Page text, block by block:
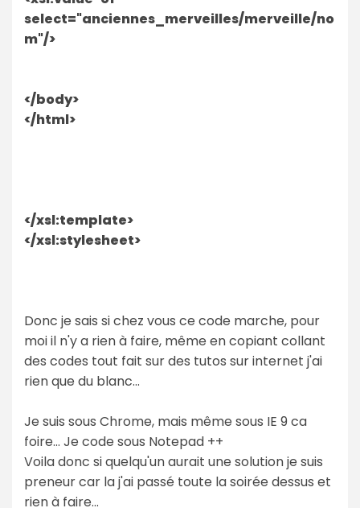
select="anciennes_merveilles/merveille/no
m"/>
</body>
</html>
</xsl:template>
</xsl:stylesheet>
Donc je sais si chez vous ce code marche, pour
moi il n'y a rien à faire, même en copiant collant
des codes tout fait sur des tutos sur internet j'ai
rien que du blanc...
Je suis sous Chrome, mais même sous IE 9 ca
foire... Je code sous Notepad ++
Voila donc si quelqu'un aurait une solution je suis
preneur car la j'ai passé toute la soirée dessus et
rien à faire...